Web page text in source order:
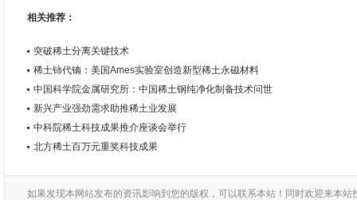
相关推荐：
突破稀土分离关键技术
稀土铈代镝：美国Ames实验室创造新型稀土永磁材料
中国科学院金属研究所：中国稀土钢纯净化制备技术问世
新兴产业强劲需求助推稀土业发展
中科院稀土科技成果推介座谈会举行
北方稀土百万元重奖科技成果
如果发现本网站发布的资讯影响到您的版权，可以联系本站！同时欢迎来本站